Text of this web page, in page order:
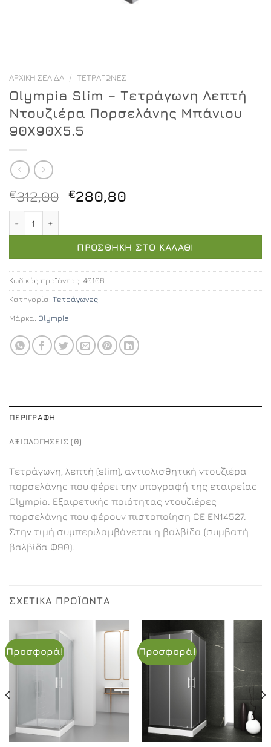
ΑΡΧΙΚΉ ΣΕΛΊΔΑ / ΤΕΤΡΆΓΩΝΕΣ
Olympia Slim – Τετράγωνη Λεπτή
Ντουζιέρα Πορσελάνης Μπάνιου
90X90X5.5
€312,00 Original
€312,00.
€280,80
είναι:
€280,80.
ΠΡΟΣΘΉΚΗ ΣΤΟ ΚΑΛΆΘΙ
Κωδικός προϊόντος: 40106
Κατηγορία: Τετράγωνες
Μάρκα: Olympia
ΠΕΡΙΓΡΑΦΉ
ΑΞΙΟΛΟΓΉΣΕΙΣ (0)
Τετράγωνη, λεπτή (slim), αντιολισθητική ντουζιέρα
πορσελάνης που φέρει την υπογραφή της εταιρείας
Olympia. Εξαιρετικής ποιότητας ντουζιέρες
πορσελάνης που φέρουν πιστοποίηση CE EN14527.
Στην τιμή συμπεριλαμβάνεται η βαλβίδα (συμβατή
βαλβίδα Φ90).
ΣΧΕΤΙΚΆ ΠΡΟΪΌΝΤΑ
Προσφορά! Προσφορά!